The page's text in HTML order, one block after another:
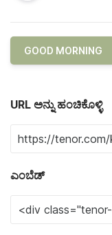
GOOD MORNING
URL ಅನ್ನು ಹಂಚಿಕೊಳ್ಳಿ
ಎಂಬೆಡ್